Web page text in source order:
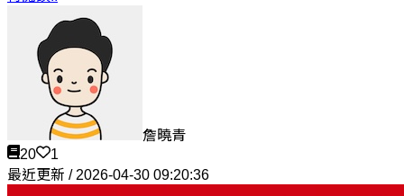
詹曉青
20
1
最近更新 / 2026-04-30 09:20:36